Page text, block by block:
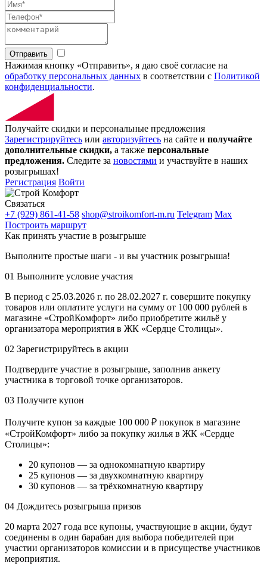
Отправить
Нажимая кнопку «Отправить», я даю своё согласие на
обработку персональных данных в соответствии с Политикой
конфиденциальности.
Получайте скидки и персональные предложения
Зарегистрируйтесь или авторизуйтесь на сайте и получайте
дополнительные скидки, а также персональные
предложения. Следите за новостями и участвуйте в наших
розыгрышах!
Регистрация Войти
Связаться
+7 (929) 861-41-58 shop@stroikomfort-m.ru Telegram Max
Построить маршрут
Как принять участие в розыгрыше
Выполните простые шаги - и вы участник розыгрыша!
01 Выполните условие участия
В период с 25.03.2026 г. по 28.02.2027 г. совершите покупку
товаров или оплатите услуги на сумму от 100 000 рублей в
магазине «СтройКомфорт» либо приобретите жильё у
организатора мероприятия в ЖК «Сердце Столицы».
02 Зарегистрируйтесь в акции
Подтвердите участие в розыгрыше, заполнив анкету
участника в торговой точке организаторов.
03 Получите купон
Получите купон за каждые 100 000 ₽ покупок в магазине
«СтройКомфорт» либо за покупку жилья в ЖК «Сердце
Столицы»:
20 купонов — за однокомнатную квартиру
25 купонов — за двухкомнатную квартиру
30 купонов — за трёхкомнатную квартиру
04 Дождитесь розыгрыша призов
20 марта 2027 года все купоны, участвующие в акции, будут
соединены в один барабан для выбора победителей при
участии организаторов комиссии и в присуществе участников
мероприятия.